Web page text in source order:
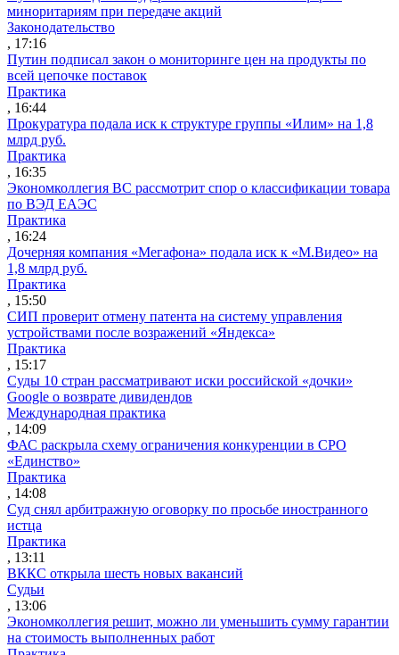
миноритариям при передаче акций
Законодательство
, 17:16
Путин подписал закон о мониторинге цен на продукты по
всей цепочке поставок
Практика
, 16:44
Прокуратура подала иск к структуре группы «Илим» на 1,8
млрд руб.
Практика
, 16:35
Экономколлегия ВС рассмотрит спор о классификации товара
по ВЭД ЕАЭС
Практика
, 16:24
Дочерняя компания «Мегафона» подала иск к «М.Видео» на
1,8 млрд руб.
Практика
, 15:50
СИП проверит отмену патента на систему управления
устройствами после возражений «Яндекса»
Практика
, 15:17
Суды 10 стран рассматривают иски российской «дочки»
Google о возврате дивидендов
Международная практика
, 14:09
ФАС раскрыла схему ограничения конкуренции в СРО
«Единство»
Практика
, 14:08
Суд снял арбитражную оговорку по просьбе иностранного
истца
Практика
, 13:11
ВККС открыла шесть новых вакансий
Судьи
, 13:06
Экономколлегия решит, можно ли уменьшить сумму гарантии
на стоимость выполненных работ